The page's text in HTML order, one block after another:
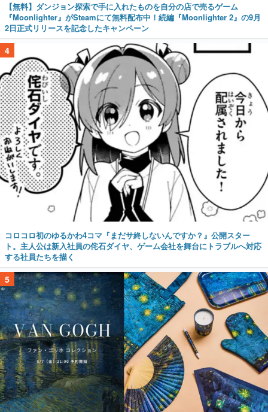
【無料】ダンジョン探索で手に入れたものを自分の店で売るゲーム
『Moonlighter』がSteamにて無料配布中！続編『Moonlighter 2』の9月
2日正式リリースを記念したキャンペーン
4
コロコロ初のゆるかわ4コマ『まだサ終しないんですか？』公開スター
ト。主人公は新入社員の侘石ダイヤ、ゲーム会社を舞台にトラブルへ対応
する社員たちを描く
5